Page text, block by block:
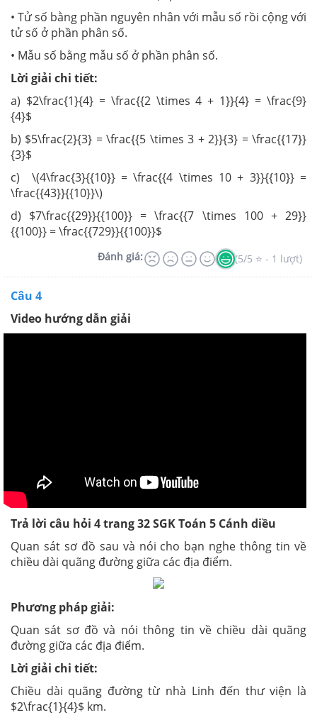
• Tử số bằng phần nguyên nhân với mẫu số rồi cộng với
tử số ở phần phân số.
• Mẫu số bằng mẫu số ở phần phân số.
Lời giải chi tiết:
a) $2\frac{1}{4} = \frac{{2 \times 4 + 1}}{4} = \frac{9}
{4}$
b) $5\frac{2}{3} = \frac{{5 \times 3 + 2}}{3} = \frac{{17}}
{3}$
c) \(4\frac{3}{{10}} = \frac{{4 \times 10 + 3}}{{10}} =
\frac{{43}}{{10}}\)
d) $7\frac{{29}}{{100}} = \frac{{7 \times 100 + 29}}
{{100}} = \frac{{729}}{{100}}$
Đánh giá: (5/5 ⭐ - 1 lượt)
Câu 4
Video hướng dẫn giải
Trả lời câu hỏi 4 trang 32 SGK Toán 5 Cánh diều
Quan sát sơ đồ sau và nói cho bạn nghe thông tin về
chiều dài quãng đường giữa các địa điểm.
Phương pháp giải:
Quan sát sơ đồ và nói thông tin về chiều dài quãng
đường giữa các địa điểm.
Lời giải chi tiết:
Chiều dài quãng đường từ nhà Linh đến thư viện là
$2\frac{1}{4}$ km.